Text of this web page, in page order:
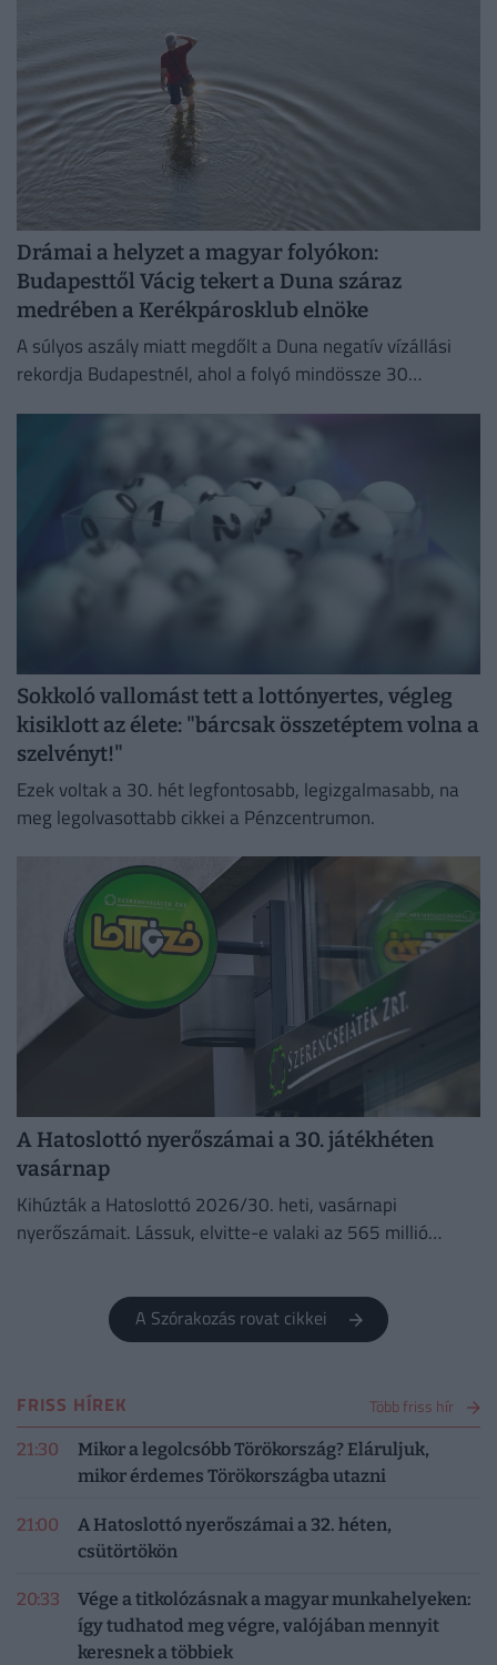
Drámai a helyzet a magyar folyókon:
Budapesttől Vácig tekert a Duna száraz
medrében a Kerékpárosklub elnöke
A súlyos aszály miatt megdőlt a Duna negatív vízállási
rekordja Budapestnél, ahol a folyó mindössze 30
Sokkoló vallomást tett a lottónyertes, végleg
kisiklott az élete: "bárcsak összetéptem volna a
szelvényt!"
Ezek voltak a 30. hét legfontosabb, legizgalmasabb, na
meg legolvasottabb cikkei a Pénzcentrumon.
A Hatoslottó nyerőszámai a 30. játékhéten
vasárnap
Kihúzták a Hatoslottó 2026/30. heti, vasárnapi
nyerőszámait. Lássuk, elvitte-e valaki az 565 millió
A Szórakozás rovat cikkei
FRISS HÍREK Több friss hír
21:30
Mikor a legolcsóbb Törökország? Eláruljuk,
mikor érdemes Törökországba utazni
21:00
A Hatoslottó nyerőszámai a 32. héten,
csütörtökön
20:33
Vége a titkolózásnak a magyar munkahelyeken:
így tudhatod meg végre, valójában mennyit
keresnek a többiek